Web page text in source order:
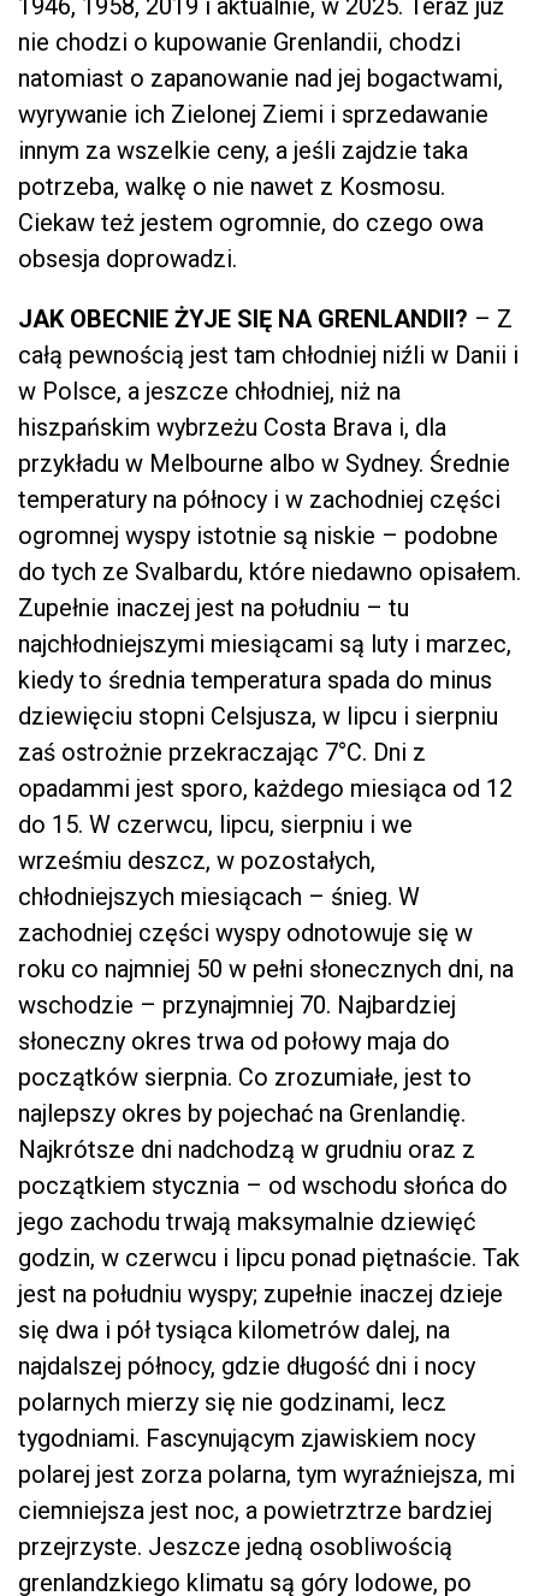
1946, 1958, 2019 i aktualnie, w 2025. Teraz już
nie chodzi o kupowanie Grenlandii, chodzi
natomiast o zapanowanie nad jej bogactwami,
wyrywanie ich Zielonej Ziemi i sprzedawanie
innym za wszelkie ceny, a jeśli zajdzie taka
potrzeba, walkę o nie nawet z Kosmosu.
Ciekaw też jestem ogromnie, do czego owa
obsesja doprowadzi.
JAK OBECNIE ŻYJE SIĘ NA GRENLANDII? – Z
całą pewnością jest tam chłodniej niźli w Danii i
w Polsce, a jeszcze chłodniej, niż na
hiszpańskim wybrzeżu Costa Brava i, dla
przykładu w Melbourne albo w Sydney. Średnie
temperatury na północy i w zachodniej części
ogromnej wyspy istotnie są niskie – podobne
do tych ze Svalbardu, które niedawno opisałem.
Zupełnie inaczej jest na południu – tu
najchłodniejszymi miesiącami są luty i marzec,
kiedy to średnia temperatura spada do minus
dziewięciu stopni Celsjusza, w lipcu i sierpniu
zaś ostrożnie przekraczając 7°C. Dni z
opadammi jest sporo, każdego miesiąca od 12
do 15. W czerwcu, lipcu, sierpniu i we
wrześmiu deszcz, w pozostałych,
chłodniejszych miesiącach – śnieg. W
zachodniej części wyspy odnotowuje się w
roku co najmniej 50 w pełni słonecznych dni, na
wschodzie – przynajmniej 70. Najbardziej
słoneczny okres trwa od połowy maja do
początków sierpnia. Co zrozumiałe, jest to
najlepszy okres by pojechać na Grenlandię.
Najkrótsze dni nadchodzą w grudniu oraz z
początkiem stycznia – od wschodu słońca do
jego zachodu trwają maksymalnie dziewięć
godzin, w czerwcu i lipcu ponad piętnaście. Tak
jest na południu wyspy; zupełnie inaczej dzieje
się dwa i pół tysiąca kilometrów dalej, na
najdalszej północy, gdzie długość dni i nocy
polarnych mierzy się nie godzinami, lecz
tygodniami. Fascynującym zjawiskiem nocy
polarej jest zorza polarna, tym wyraźniejsza, mi
ciemniejsza jest noc, a powietrztrze bardziej
przejrzyste. Jeszcze jedną osobliwością
grenlandzkiego klimatu są góry lodowe, po